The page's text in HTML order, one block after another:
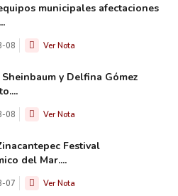
municipales afectaciones
08 Ver Nota
y Delfina Gómez
08 Ver Nota
Festival
del Mar....
07 Ver Nota